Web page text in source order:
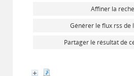
Affiner la
Générer le flux rss de
Partager le résultat de